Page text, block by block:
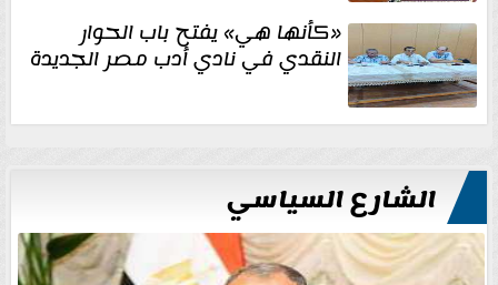
«كأنها هي» يفتح باب الحوار
النقدي في نادي أدب مصر الجديدة
الشارع السياسي